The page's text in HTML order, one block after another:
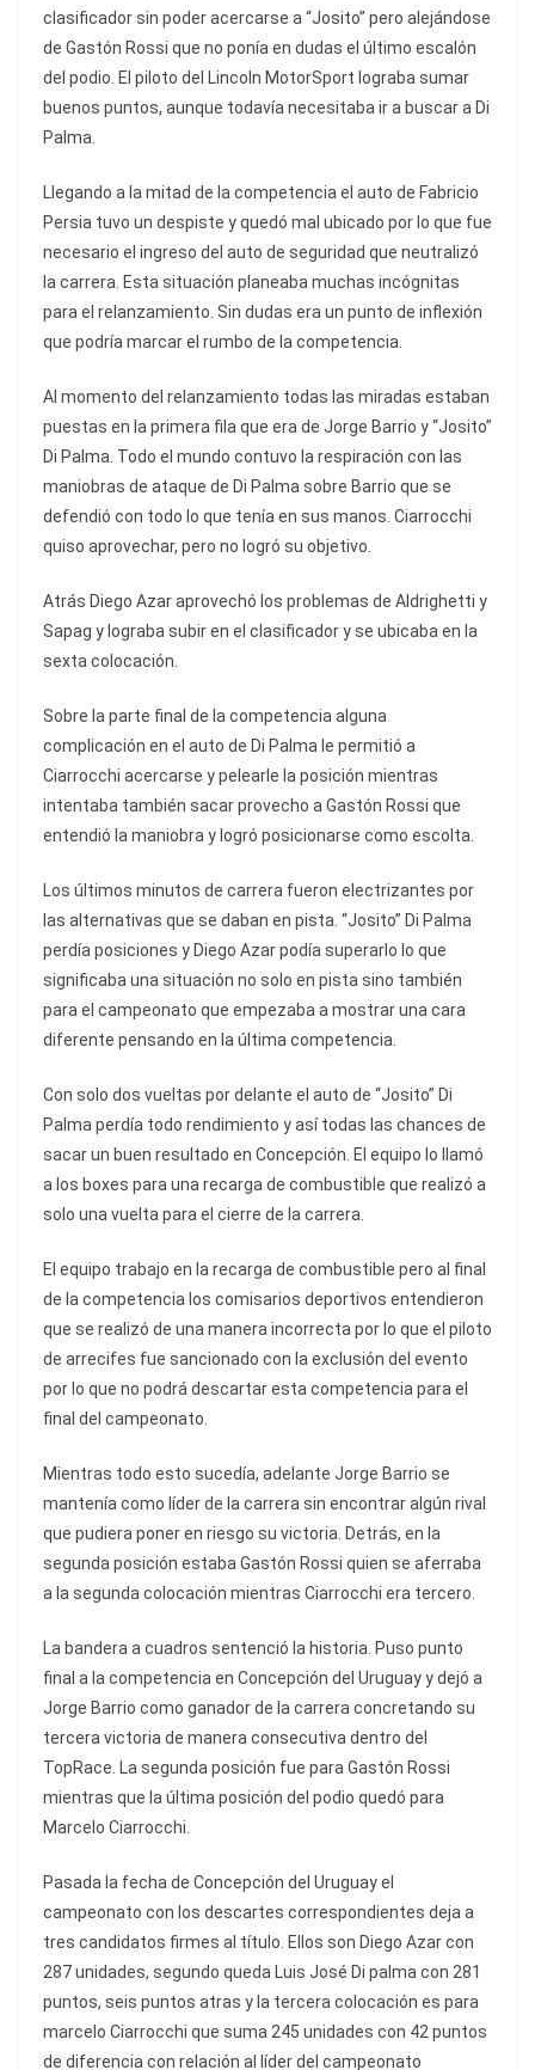
clasificador sin poder acercarse a “Josito” pero alejándose
de Gastón Rossi que no ponía en dudas el último escalón
del podio. El piloto del Lincoln MotorSport lograba sumar
buenos puntos, aunque todavía necesitaba ir a buscar a Di
Palma.
Llegando a la mitad de la competencia el auto de Fabricio
Persia tuvo un despiste y quedó mal ubicado por lo que fue
necesario el ingreso del auto de seguridad que neutralizó
la carrera. Esta situación planeaba muchas incógnitas
para el relanzamiento. Sin dudas era un punto de inflexión
que podría marcar el rumbo de la competencia.
Al momento del relanzamiento todas las miradas estaban
puestas en la primera fila que era de Jorge Barrio y “Josito”
Di Palma. Todo el mundo contuvo la respiración con las
maniobras de ataque de Di Palma sobre Barrio que se
defendió con todo lo que tenía en sus manos. Ciarrocchi
quiso aprovechar, pero no logró su objetivo.
Atrás Diego Azar aprovechó los problemas de Aldrighetti y
Sapag y lograba subir en el clasificador y se ubicaba en la
sexta colocación.
Sobre la parte final de la competencia alguna
complicación en el auto de Di Palma le permitió a
Ciarrocchi acercarse y pelearle la posición mientras
intentaba también sacar provecho a Gastón Rossi que
entendió la maniobra y logró posicionarse como escolta.
Los últimos minutos de carrera fueron electrizantes por
las alternativas que se daban en pista. “Josito” Di Palma
perdía posiciones y Diego Azar podía superarlo lo que
significaba una situación no solo en pista sino también
para el campeonato que empezaba a mostrar una cara
diferente pensando en la última competencia.
Con solo dos vueltas por delante el auto de “Josito” Di
Palma perdía todo rendimiento y así todas las chances de
sacar un buen resultado en Concepción. El equipo lo llamó
a los boxes para una recarga de combustible que realizó a
solo una vuelta para el cierre de la carrera.
El equipo trabajo en la recarga de combustible pero al final
de la competencia los comisarios deportivos entendieron
que se realizó de una manera incorrecta por lo que el piloto
de arrecifes fue sancionado con la exclusión del evento
por lo que no podrá descartar esta competencia para el
final del campeonato.
Mientras todo esto sucedía, adelante Jorge Barrio se
mantenía como líder de la carrera sin encontrar algún rival
que pudiera poner en riesgo su victoria. Detrás, en la
segunda posición estaba Gastón Rossi quien se aferraba
a la segunda colocación mientras Ciarrocchi era tercero.
La bandera a cuadros sentenció la historia. Puso punto
final a la competencia en Concepción del Uruguay y dejó a
Jorge Barrio como ganador de la carrera concretando su
tercera victoria de manera consecutiva dentro del
TopRace. La segunda posición fue para Gastón Rossi
mientras que la última posición del podio quedó para
Marcelo Ciarrocchi.
Pasada la fecha de Concepción del Uruguay el
campeonato con los descartes correspondientes deja a
tres candidatos firmes al título. Ellos son Diego Azar con
287 unidades, segundo queda Luis José Di palma con 281
puntos, seis puntos atras y la tercera colocación es para
marcelo Ciarrocchi que suma 245 unidades con 42 puntos
de diferencia con relación al líder del campeonato